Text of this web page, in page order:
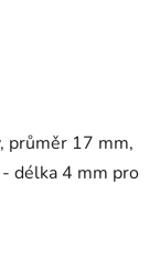
průměr 17 mm,
délka 4 mm pro